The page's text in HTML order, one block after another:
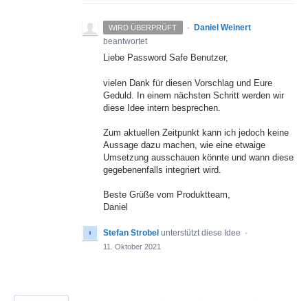
WIRD ÜBERPRÜFT ·
Daniel Weinert
beantwortet
Liebe Password Safe Benutzer,
vielen Dank für diesen Vorschlag und Eure
Geduld. In einem nächsten Schritt werden wir
diese Idee intern besprechen.
Zum aktuellen Zeitpunkt kann ich jedoch keine
Aussage dazu machen, wie eine etwaige
Umsetzung ausschauen könnte und wann diese
gegebenenfalls integriert wird.
Beste Grüße vom Produktteam,
Daniel
Stefan Strobel unterstützt diese Idee ·
11. Oktober 2021